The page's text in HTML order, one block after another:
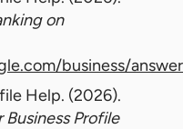
on
business/
Help. (2026).
Profile